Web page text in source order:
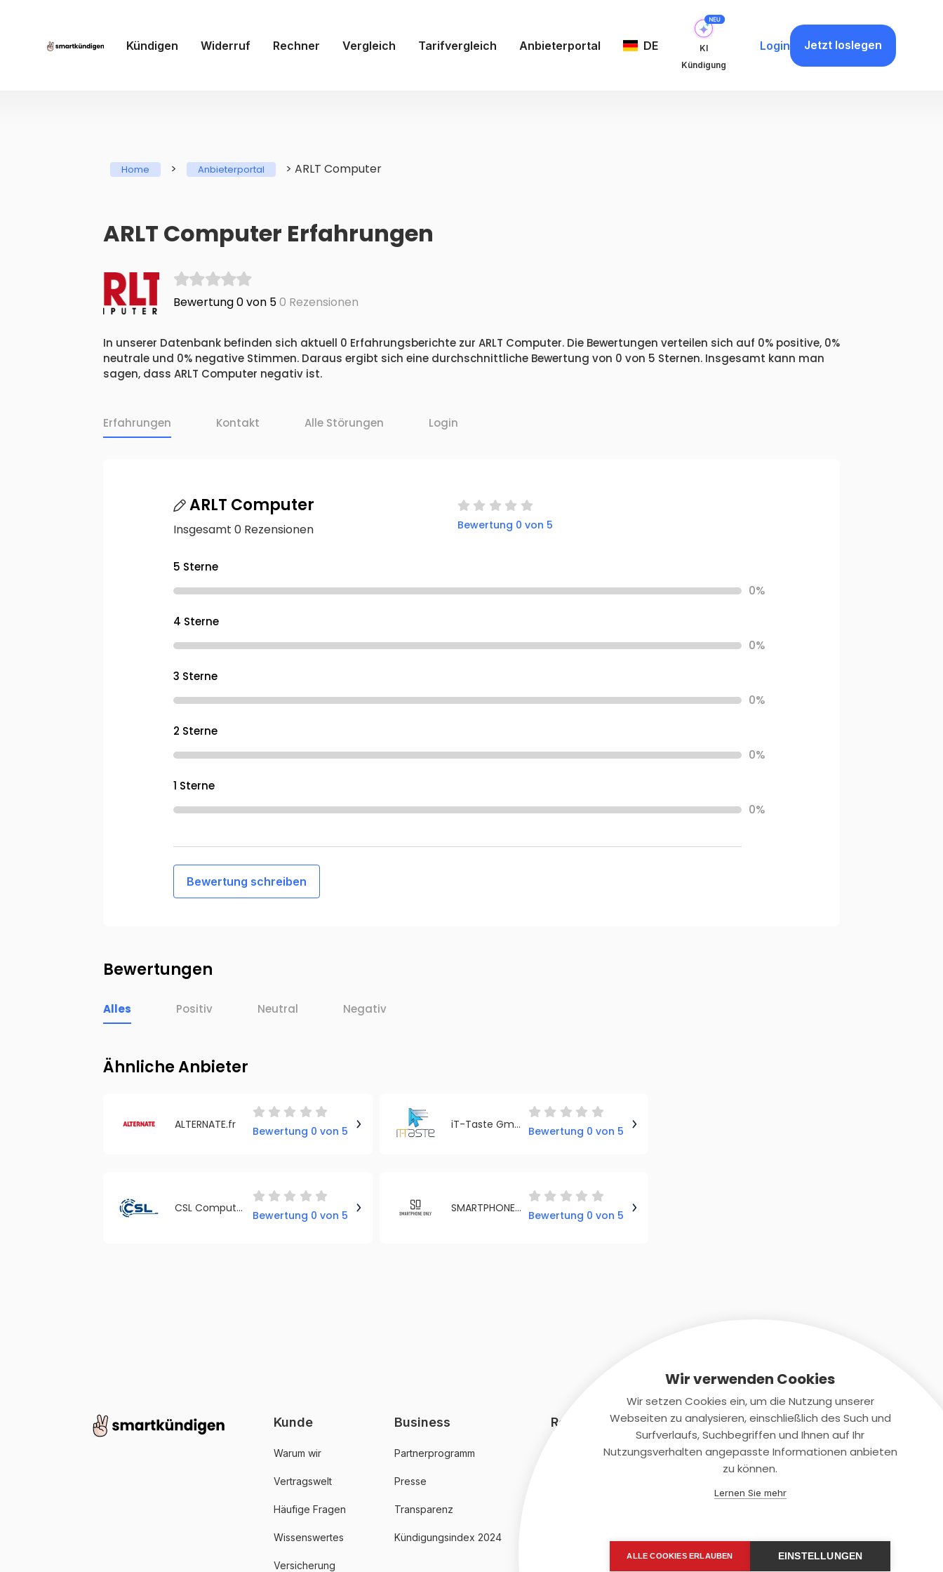
Kündigen Widerruf Rechner Vergleich Tarifvergleich Anbieterportal DE
KI
Kündigung
Login Jetzt loslegen
Home > Anbieterportal > ARLT Computer
ARLT Computer Erfahrungen
Bewertung 0 von 50 Rezensionen
In unserer Datenbank befinden sich aktuell 0 Erfahrungsberichte zur ARLT Computer. Die Bewertungen verteilen sich auf 0% positive, 0%
neutrale und 0% negative Stimmen. Daraus ergibt sich eine durchschnittliche Bewertung von 0 von 5 Sternen. Insgesamt kann man
sagen, dass ARLT Computer negativ ist.
Erfahrungen Kontakt Alle Störungen Login
ARLT Computer
Insgesamt 0 Rezensionen Bewertung 0 von 5
5 Sterne
0%
4 Sterne
0%
3 Sterne
0%
2 Sterne
0%
1 Sterne
0%
Bewertung schreiben
Bewertungen
Alles Positiv Neutral Negativ
Ähnliche Anbieter
ALTERNATE.fr
Bewertung 0 von 5
iT-Taste GmbH
Bewertung 0 von 5
CSL Computer GmbH
Bewertung 0 von 5
SMARTPHONE ONLY
Bewertung 0 von 5
Kunde
Warum wir
Vertragswelt
Häufige Fragen
Wissenswertes
Versicherung
Business
Partnerprogramm
Presse
Transparenz
Kündigungsindex 2024
Rechtliches Kontaktiere uns
+(49)2131/708-4280
Wir verwenden Cookies
Wir setzen Cookies ein, um die Nutzung unserer
Webseiten zu analysieren, einschließlich des Such und
Surfverlaufs, Suchbegriffen und Ihnen auf Ihr
Nutzungsverhalten angepasste Informationen anbieten
zu können.
Lernen Sie mehr
ALLE COOKIES ERLAUBEN EINSTELLUNGEN